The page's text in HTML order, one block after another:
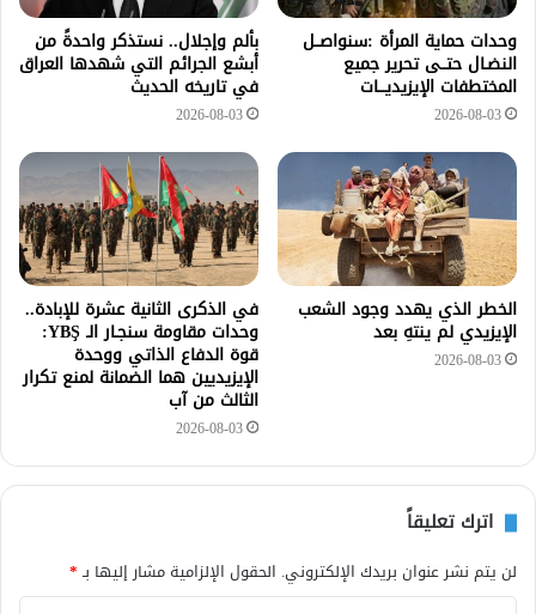
وحدات حماية المرأة :سنواصــل
النضـال حتــى تحرير جميع
المختطفات الإيزيديـــات
2026-08-03
بألم وإجلال.. نستذكر واحدةً من
أبشع الجرائم التي شهدها العراق
في تاريخه الحديث
2026-08-03
الخطر الذي يهدد وجود الشعب
الإيزيدي لم ينتهِ بعد
2026-08-03
في الذكرى الثانية عشرة للإبادة..
وحدات مقاومة سنجـار الـ YBŞ:
قوة الدفاع الذاتي ووحدة
الإيزيديين هما الضمانة لمنع تكرار
الثالث من آب
2026-08-03
اترك تعليقاً
لن يتم نشر عنوان بريدك الإلكتروني. الحقول الإلزامية مشار إليها بـ*